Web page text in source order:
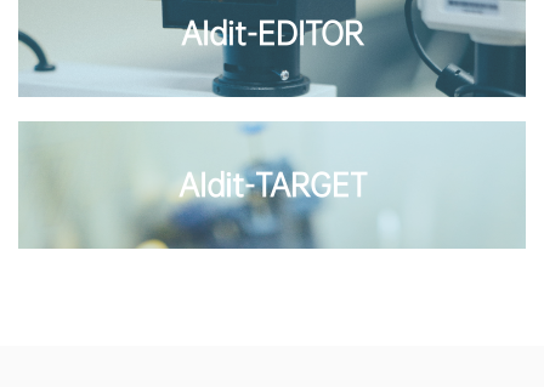
AIdit-EDITOR
AIdit-TARGET